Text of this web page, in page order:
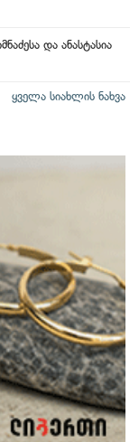
და ანასტასია
ყველა სიახლის ნახვა